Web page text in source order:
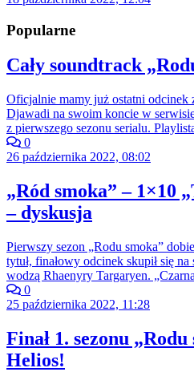
Popularne
Cały soundtrack
Oficjalnie mamy już ostatni odcinek
Djawadi na swoim koncie w
z pierwszego sezonu serialu.
0
26 października 2022, 08:02
„Ród smoka” – 1×10
– dyskusja
Pierwszy sezon „Rodu smoka”
tytuł, finałowy odcinek skupił się
wodzą Rhaenyry Targaryen.
0
25 października 2022, 11:28
Finał 1. sezonu
Helios!